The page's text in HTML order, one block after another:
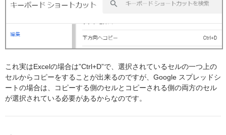
これ実はExcelの場合は”Ctrl+D”で、選択されているセルの一つ上の
セルからコピーをすることが出来るのですが、Google スプレッドシ
ートの場合は、コピーする側のセルとコピーされる側の両方のセル
が選択されている必要があるからなのです。